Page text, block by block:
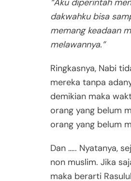
“Aku diperintah
dakwahku bisa
memang keadaan
melawannya.”
Ringkasnya, Nabi
mereka tanpa
demikian maka
orang yang belum
orang yang belum
Dan ….. Nyatanya,
non muslim. Jika
maka berarti